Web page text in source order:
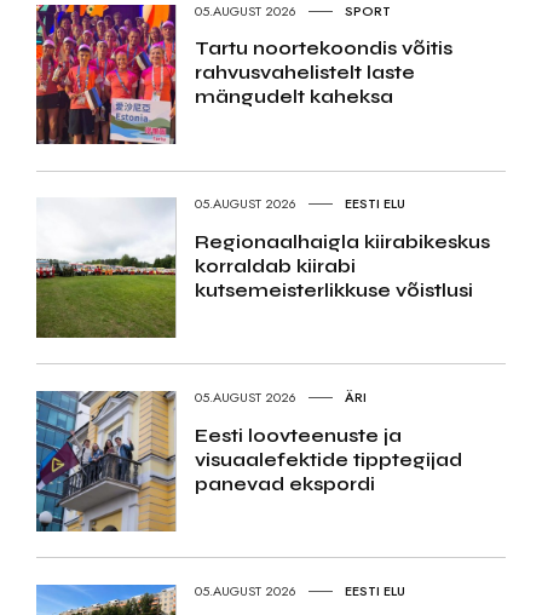
05.AUGUST 2026 SPORT
Tartu noortekoondis võitis
rahvusvahelistelt laste
mängudelt kaheksa
05.AUGUST 2026 EESTI ELU
Regionaalhaigla kiirabikeskus
korraldab kiirabi
kutsemeisterlikkuse võistlusi
05.AUGUST 2026 ÄRI
Eesti loovteenuste ja
visuaalefektide tipptegijad
panevad ekspordi
05.AUGUST 2026 EESTI ELU